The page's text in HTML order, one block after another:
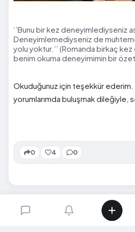
‘’Bunu bir kez deneyimlediyseniz
Deneyimlemediyseniz de
yolu yoktur.’’ (Romanda birkaç kez
benim okuma deneyimimin bir
Okuduğunuz için teşekkür ederim.
yorumlarımda buluşmak dileğiyle,
0 4 0
SIRADAKI İÇERIK